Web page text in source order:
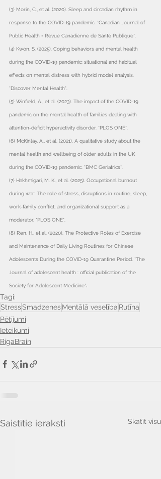
(3) Morin, C., et al. (2020). Sleep and circadian rhythm in
response to the COVID-19 pandemic. *Canadian Journal of
Public Health = Revue Canadienne de Santé Publique*.
(4) Kwon, S. (2025). Coping behaviors and mental health
during the COVID-19 pandemic: situational and habitual
effects on mental distress with hybrid model analysis.
*Discover Mental Health*.
(5) Winfield, A., et al. (2023). The impact of the COVID-19
pandemic on the mental health of families dealing with
attention-deficit hyperactivity disorder. *PLOS ONE*.
(6) McKinlay, A., et al. (2021). A qualitative study about the
mental health and wellbeing of older adults in the UK
during the COVID-19 pandemic. *BMC Geriatrics*.
(7) Hakhmigari, M. K., et al. (2025). Occupational burnout
during war: The role of stress, disruptions in routine, sleep,
work-family conflict, and organizational support as a
moderator. *PLOS ONE*.
(8) Ren, H., et al. (2020). The Protective Roles of Exercise
and Maintenance of Daily Living Routines for Chinese
Adolescents During the COVID-19 Quarantine Period. *The
Journal of adolescent health : official publication of the
Society for Adolescent Medicine*.
Tagi:
StressSmadzenes Mentālā veselība Rutīna
Pētījumi
Ieteikumi
RigaBrain
Saistītie ieraksti Skatīt visu